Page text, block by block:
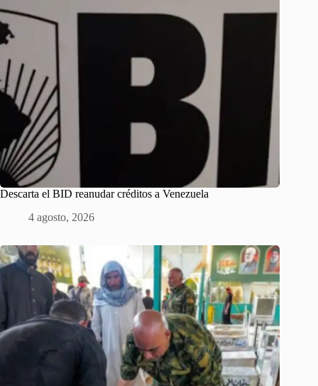
Descarta el BID reanudar créditos a Venezuela
4 agosto, 2026